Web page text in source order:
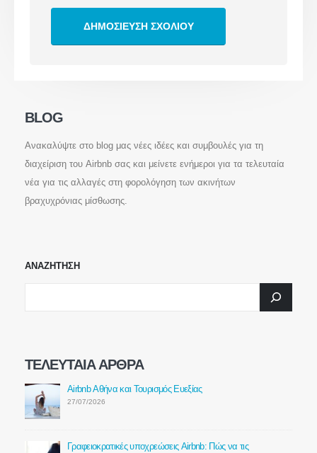
BLOG
Ανακαλύψτε στο blog μας νέες ιδέες και συμβουλές για τη
διαχείριση του Airbnb σας και μείνετε ενήμεροι για τα τελευταία
νέα για τις αλλαγές στη φορολόγηση των ακινήτων
βραχυχρόνιας μίσθωσης.
ΑΝΑΖΗΤΗΣΗ
ΤΕΛΕΥΤΑΊΑ ΆΡΘΡΑ
Airbnb Αθήνα και Τουρισμός Ευεξίας
27/07/2026
Γραφειοκρατικές υποχρεώσεις Airbnb: Πώς να τις
Επικοινωνία
ΕΠΙΚΟΙΝΩΝΗΣΤΕ ΜΑΖΙ ΜΑΣ
+30 210 220 3120
Σύνδεσμοι
Αρχική
Σχετικά με εμάς